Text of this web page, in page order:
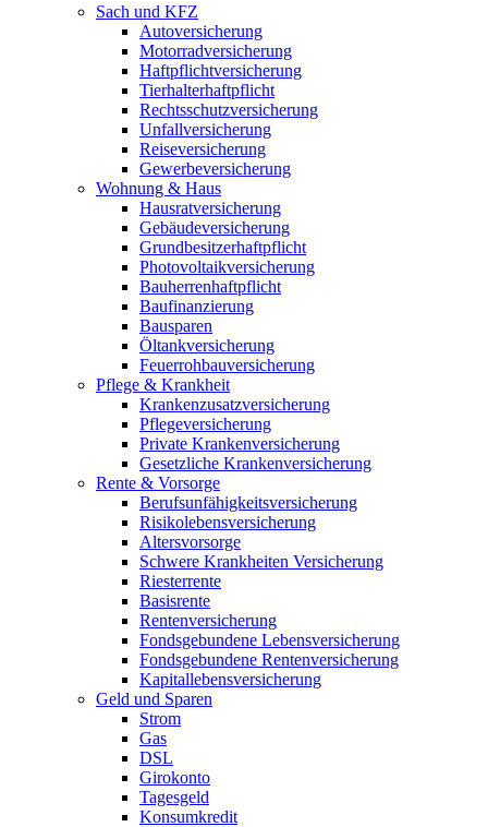
Sach und KFZ
Autoversicherung
Motorradversicherung
Haftpflichtversicherung
Tierhalterhaftpflicht
Rechtsschutzversicherung
Unfallversicherung
Reiseversicherung
Gewerbeversicherung
Wohnung & Haus
Hausratversicherung
Gebäudeversicherung
Grundbesitzerhaftpflicht
Photovoltaikversicherung
Bauherrenhaftpflicht
Baufinanzierung
Bausparen
Öltankversicherung
Feuerrohbauversicherung
Pflege & Krankheit
Krankenzusatzversicherung
Pflegeversicherung
Private Krankenversicherung
Gesetzliche Krankenversicherung
Rente & Vorsorge
Berufs­unfähigkeitsversicherung
Risikolebensversicherung
Altersvorsorge
Schwere Krankheiten Versicherung
Riesterrente
Basisrente
Rentenversicherung
Fondsgebundene Lebensversicherung
Fondsgebundene Rentenversicherung
Kapitallebensversicherung
Geld und Sparen
Strom
Gas
DSL
Girokonto
Tagesgeld
Konsumkredit